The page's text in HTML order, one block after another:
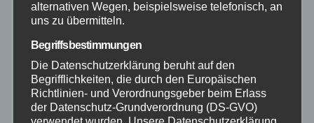
THW
Veranstaltungen
Video
Westerwald
alternativen Wegen, beispielsweise telefonisch, an
uns zu übermitteln.
Begriffsbestimmungen
Die Datenschutzerklärung beruht auf den
Begrifflichkeiten, die durch den Europäischen
Richtlinien- und Verordnungsgeber beim Erlass
der Datenschutz-Grundverordnung (DS-GVO)